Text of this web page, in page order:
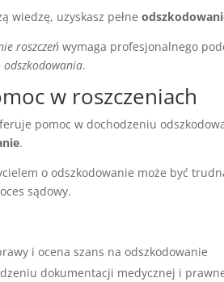
wiedzę, uzyskasz pełne
roszczeń wymaga profesjonalnego
odszkodowania.
w roszczeniach
pomoc w dochodzeniu
.
o odszkodowanie może być
sądowy.
i ocena szans na odszkodowanie
dokumentacji medycznej i